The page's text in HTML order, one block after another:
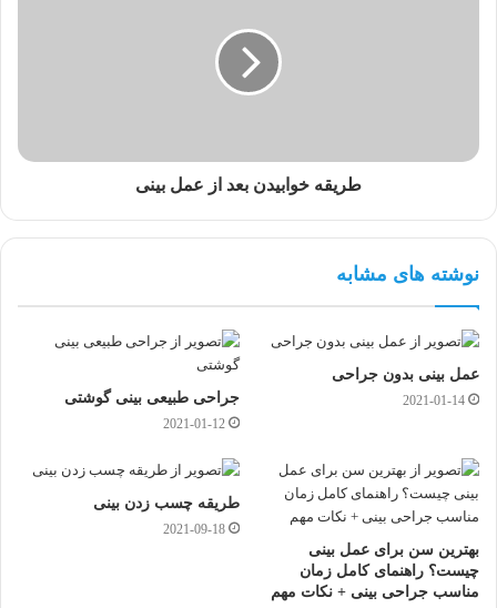
طریقه خوابیدن بعد از عمل بینی
نوشته های مشابه
عمل بینی بدون جراحی
2021-01-14 جراحی طبیعی بینی گوشتی
2021-01-12
بهترین سن برای عمل بینی
چیست؟ راهنمای کامل زمان
مناسب جراحی بینی + نکات مهم
طریقه چسب زدن بینی
2021-09-18